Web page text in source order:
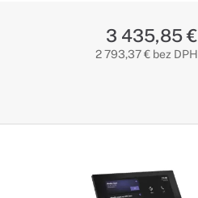
3 435,85 €
2 793,37 € bez DPH